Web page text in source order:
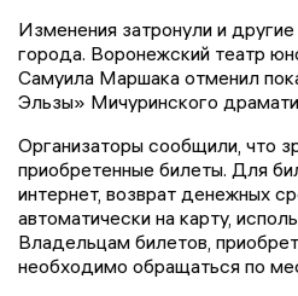
Изменения затронули и
города. Воронежский театр
Самуила Маршака отменил
Эльзы» Мичуринского
Организаторы сообщили, что
приобретенные билеты. Для
интернет, возврат денежных
автоматически на карту,
Владельцам билетов,
необходимо обращаться по